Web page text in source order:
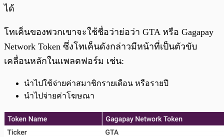
ได้
โทเค็นของพวกเขาจะใช้ชื่อว่าย่อว่า GTA หรือ Gagapay
Network Token ซึ่งโทเค็นดังกล่าวมีหน้าที่เป็นตัวขับ
เคลื่อนหลักในแพลตฟอร์ม เช่น:
นำไปใช้จ่ายค่าสมาชิกรายเดือน หรือรายปี
นำไปจ่ายค่าโฆษณา